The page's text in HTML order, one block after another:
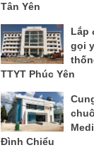
Tân Yên
Lắp
gọi
TTYT Phúc Yên
Đình Chiểu